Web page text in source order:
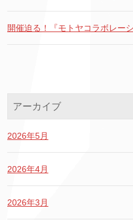
開催迫る！『モトヤコラボレー
アーカイブ
2026年5月
2026年4月
2026年3月